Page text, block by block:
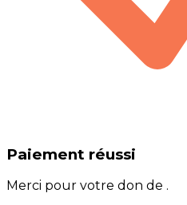
Paiement réussi
Merci pour votre don de .